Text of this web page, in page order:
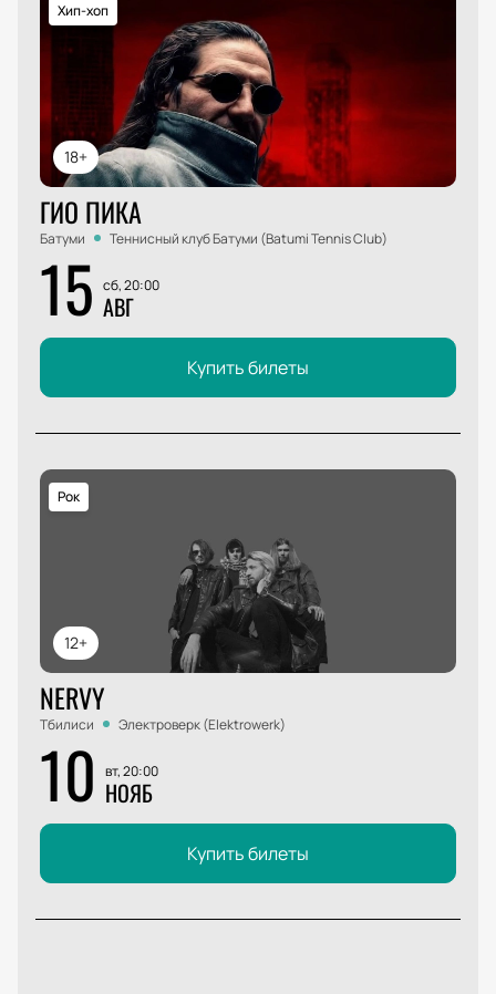
18+
Хип-хоп
ГИО ПИКА
Батуми Теннисный клуб Батуми (Batumi Tennis Club)
15 сб, 20:00
АВГ
Купить билеты
12+
Рок
NERVY
Тбилиси Электроверк (Elektrowerk)
10 вт, 20:00
НОЯБ
Купить билеты